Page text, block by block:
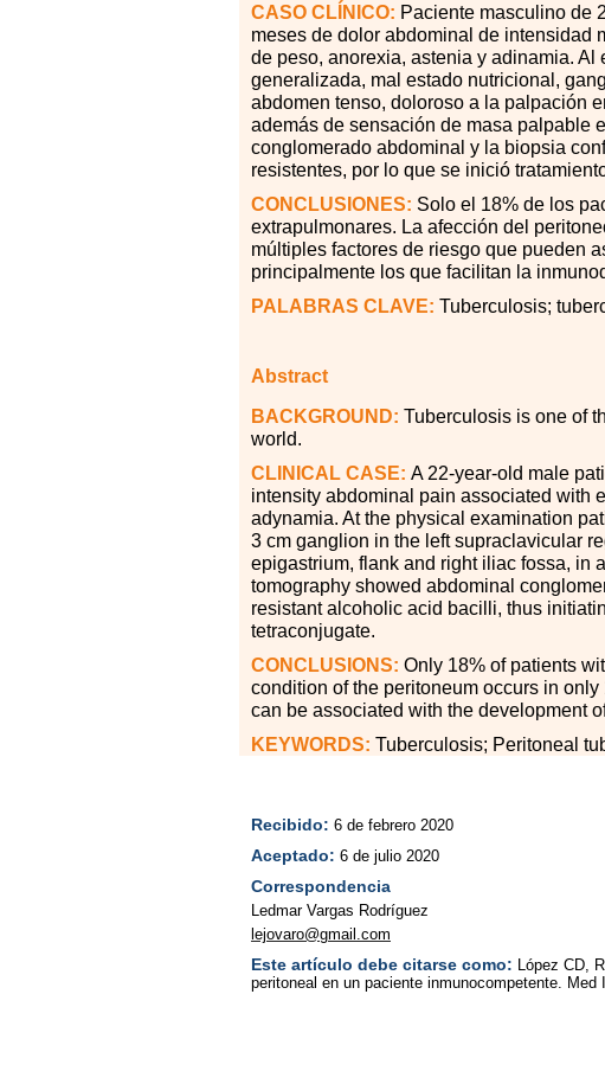
CASO CLÍNICO: Paciente masculino de
meses de dolor abdominal de intensidad
de peso, anorexia, astenia y adinamia.
generalizada, mal estado nutricional,
abdomen tenso, doloroso a la palpación
además de sensación de masa palpable
conglomerado abdominal y la biopsia
resistentes, por lo que se inició
CONCLUSIONES: Solo el 18% de los
extrapulmonares. La afección del
múltiples factores de riesgo que pueden
principalmente los que facilitan la
PALABRAS CLAVE: Tuberculosis;
Abstract
BACKGROUND: Tuberculosis is one of
world.
CLINICAL CASE: A 22-year-old male
intensity abdominal pain associated with
adynamia. At the physical examination
3 cm ganglion in the left supraclavicular
epigastrium, flank and right iliac fossa, in
tomography showed abdominal
resistant alcoholic acid bacilli, thus
tetraconjugate.
CONCLUSIONS: Only 18% of patients
condition of the peritoneum occurs in only
can be associated with the development
KEYWORDS: Tuberculosis; Peritoneal
Recibido: 6 de febrero 2020
Aceptado: 6 de julio 2020
Correspondencia
Ledmar Vargas Rodríguez
lejovaro@gmail.com
Este artículo debe citarse como:
López CD,
peritoneal en un paciente inmunocompetente. Med